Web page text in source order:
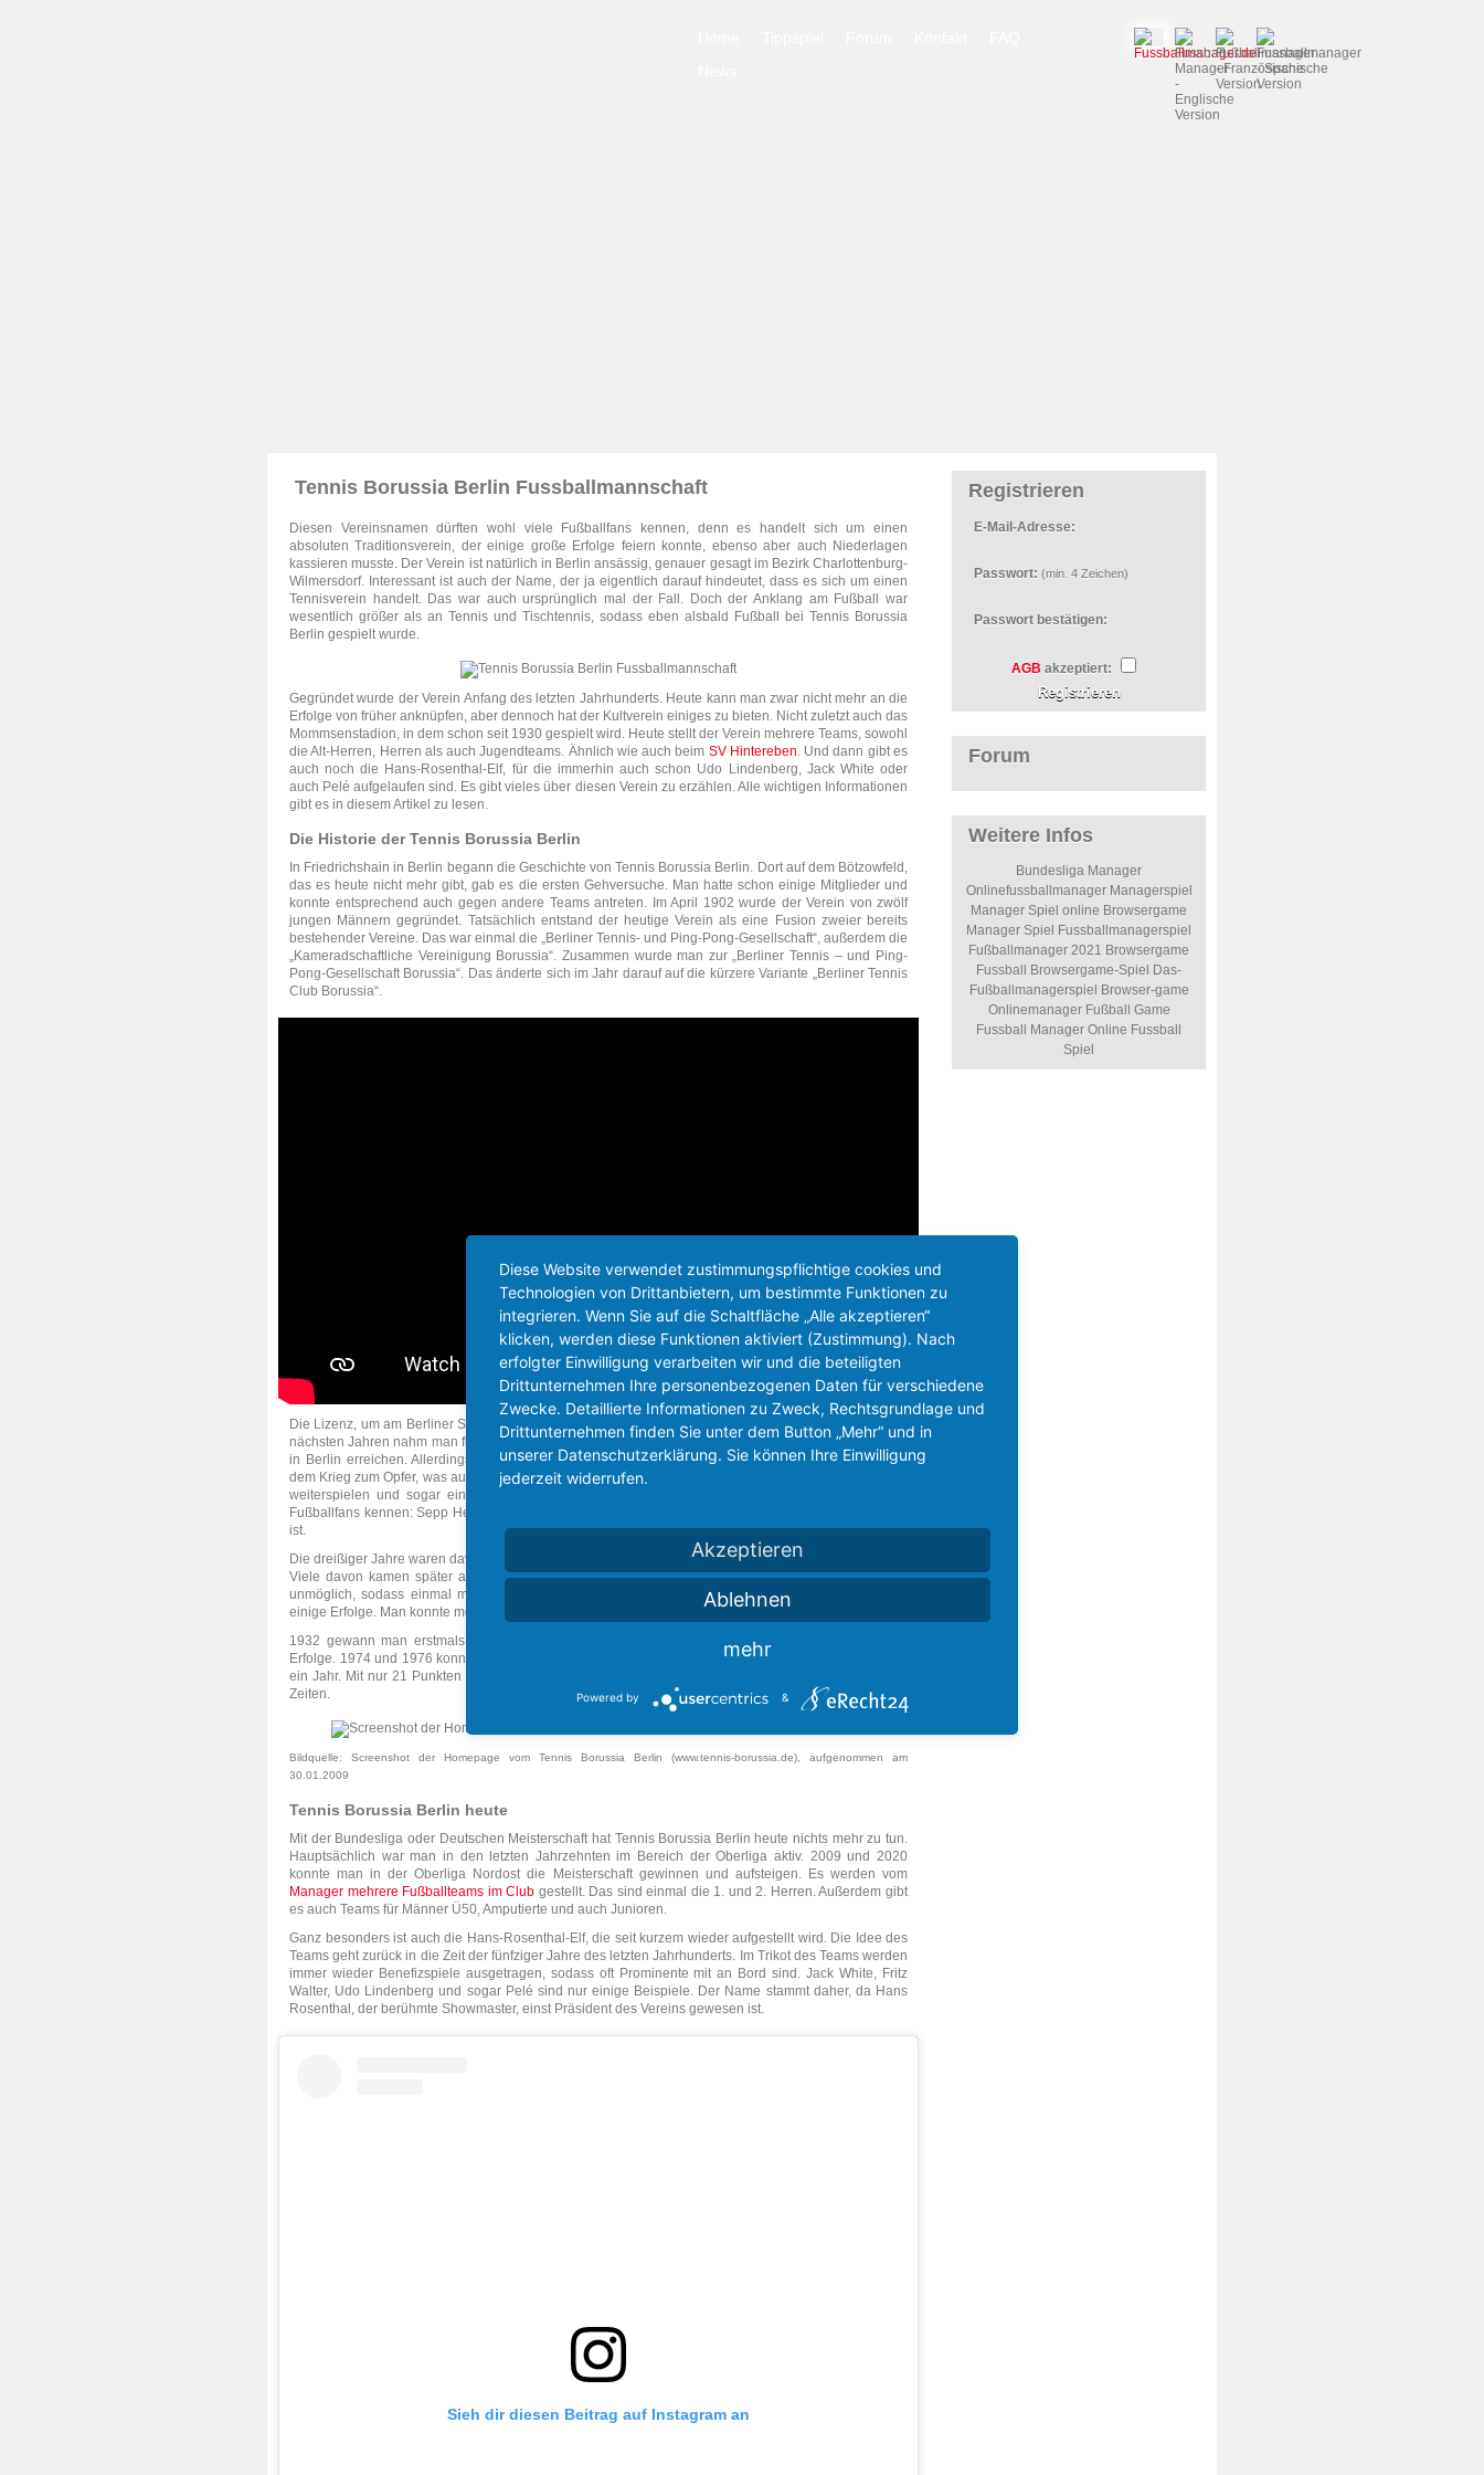
Tennis Borussia Berlin Fussballmannschaft
Diesen Vereinsnamen dürften wohl viele Fußballfans kennen, denn es handelt sich um einen
absoluten Traditionsverein, der einige große Erfolge feiern konnte, ebenso aber auch Niederlagen
kassieren musste. Der Verein ist natürlich in Berlin ansässig, genauer gesagt im Bezirk Charlottenburg-
Wilmersdorf. Interessant ist auch der Name, der ja eigentlich darauf hindeutet, dass es sich um einen
Tennisverein handelt. Das war auch ursprünglich mal der Fall. Doch der Anklang am Fußball war
wesentlich größer als an Tennis und Tischtennis, sodass eben alsbald Fußball bei Tennis Borussia
Berlin gespielt wurde.
Gegründet wurde der Verein Anfang des letzten Jahrhunderts. Heute kann man zwar nicht mehr an die
Erfolge von früher anknüpfen, aber dennoch hat der Kultverein einiges zu bieten. Nicht zuletzt auch das
Mommsenstadion, in dem schon seit 1930 gespielt wird. Heute stellt der Verein mehrere Teams, sowohl
die Alt-Herren, Herren als auch Jugendteams. Ähnlich wie auch beim SV Hintereben. Und dann gibt es
auch noch die Hans-Rosenthal-Elf, für die immerhin auch schon Udo Lindenberg, Jack White oder
auch Pelé aufgelaufen sind. Es gibt vieles über diesen Verein zu erzählen. Alle wichtigen Informationen
gibt es in diesem Artikel zu lesen.
Die Historie der Tennis Borussia Berlin
In Friedrichshain in Berlin begann die Geschichte von Tennis Borussia Berlin. Dort auf dem Bötzowfeld,
das es heute nicht mehr gibt, gab es die ersten Gehversuche. Man hatte schon einige Mitglieder und
konnte entsprechend auch gegen andere Teams antreten. Im April 1902 wurde der Verein von zwölf
jungen Männern gegründet. Tatsächlich entstand der heutige Verein als eine Fusion zweier bereits
bestehender Vereine. Das war einmal die „Berliner Tennis- und Ping-Pong-Gesellschaft“, außerdem die
„Kameradschaftliche Vereinigung Borussia“. Zusammen wurde man zur „Berliner Tennis – und Ping-
Pong-Gesellschaft Borussia“. Das änderte sich im Jahr darauf auf die kürzere Variante „Berliner Tennis
Club Borussia“.
Die Lizenz, um am Berliner Spielbetrieb teilnehmen zu können, wurde für 50 Pfennig erworben. In den
nächsten Jahren nahm man fleißig am Spielbetrieb teil und konnte sogar 2014 die höchste Spielklasse
in Berlin erreichen. Allerdings kam der Erste Weltkrieg dazwischen. Mehrere Dutzend Männer fielen
dem Krieg zum Opfer, was auch das Wiederaufleben nach dem Krieg erschwerte. Man konnte dennoch
weiterspielen und sogar einige Erfolge erzielen. Einen Spielernamen dürften heute alle deutsche
Fußballfans kennen: Sepp Herberger, der von 1926 bis 1930 für Tennis Borussia Berlin aktiv gewesen
ist.
Die dreißiger Jahre waren davon geprägt, dass die jüdischen
Mitgliederden Verein verlassen mussten.
Viele davon kamen später auch ums Leben. Der spätere Krieg machte einen weiteren Spielbetrieb
unmöglich, sodass einmal mehr alles zum Stillstand kam. Davor aber hatte Tennis Borussia Berlin
einige Erfolge. Man konnte mehrfach das Viertelfinale der Deutschen Meisterschaft erreichen.
1932 gewann man erstmals die Berliner Fußballmeisterschaft. Auch nach dem Krieg gab es noch
Erfolge. 1974 und 1976 konnte man jeweils in die 1. Bundesliga aufsteigen, wenn auch jeweils nur für
ein Jahr. Mit nur 21 Punkten wurde TeBe Berlin sogar eines der schlechtesten Bundesligateams aller
Zeiten.
Bildquelle: Screenshot der Homepage vom Tennis Borussia Berlin (www.tennis-borussia.de), aufgenommen am
30.01.2009
Tennis Borussia Berlin heute
Mit der Bundesliga oder Deutschen Meisterschaft hat Tennis Borussia Berlin heute nichts mehr zu tun.
Hauptsächlich war man in den letzten Jahrzehnten im Bereich der Oberliga aktiv. 2009 und 2020
konnte man in der Oberliga Nordost die Meisterschaft gewinnen und aufsteigen. Es werden vom
Manager mehrere Fußballteams im Club gestellt. Das sind einmal die 1. und 2. Herren. Außerdem gibt
es auch Teams für Männer Ü50, Amputierte und auch Junioren.
Ganz besonders ist auch die Hans-Rosenthal-Elf, die seit kurzem wieder aufgestellt wird. Die Idee des
Teams geht zurück in die Zeit der fünfziger Jahre des letzten Jahrhunderts. Im Trikot des Teams werden
immer wieder Benefizspiele ausgetragen, sodass oft Prominente mit an Bord sind. Jack White, Fritz
Walter, Udo Lindenberg und sogar Pelé sind nur einige Beispiele. Der Name stammt daher, da Hans
Rosenthal, der berühmte Showmaster, einst Präsident des Vereins gewesen ist.
Sieh dir diesen Beitrag auf Instagram an
Registrieren
E-Mail-Adresse:
Passwort: (min. 4 Zeichen)
Passwort bestätigen:
AGB akzeptiert:
Forum
Weitere Infos
Bundesliga Manager
Onlinefussballmanager Managerspiel
Manager Spiel online Browsergame
Manager Spiel
Fussballmanagerspiel
Fußballmanager 2021 Browsergame
Fussball
Browsergame-Spiel
Das-
Fußballmanagerspiel
Browser-game
Onlinemanager Fußball Game
Fussball Manager Online Fussball
Spiel
Diese Website verwendet zustimmungspflichtige cookies und
Technologien von Drittanbietern, um bestimmte Funktionen zu
integrieren. Wenn Sie auf die Schaltfläche „Alle akzeptieren“
klicken, werden diese Funktionen aktiviert (Zustimmung). Nach
erfolgter Einwilligung verarbeiten wir und die beteiligten
Drittunternehmen Ihre personenbezogenen Daten für verschiedene
Zwecke. Detaillierte Informationen zu Zweck, Rechtsgrundlage und
Drittunternehmen finden Sie unter dem Button „Mehr“ und in
unserer Datenschutzerklärung. Sie können Ihre Einwilligung
jederzeit widerrufen.
Akzeptieren
Ablehnen
mehr
Powered by &